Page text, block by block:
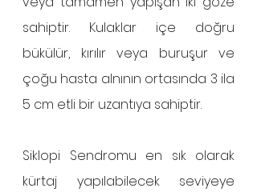
sahiptir. Kulaklar içe doğru
bükülür, kırılır veya buruşur ve
çoğu hasta alnının ortasında 3 ila
5 cm etli bir uzantıya sahiptir.
Siklopi Sendromu en sık olarak
kürtaj yapılabilecek seviyeye